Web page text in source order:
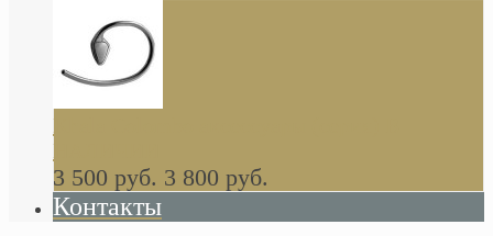
Khala Colombo аксессуары (серия) В
НАЛИЧИИ
3 500 руб. 3 800 руб.
Контакты